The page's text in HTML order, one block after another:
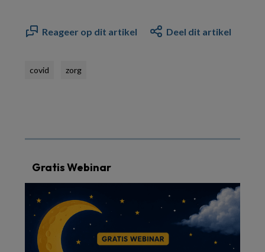
Reageer op dit artikel Deel dit artikel
covid zorg
Gratis Webinar